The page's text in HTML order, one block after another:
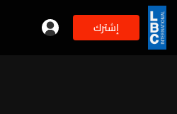
إشترك